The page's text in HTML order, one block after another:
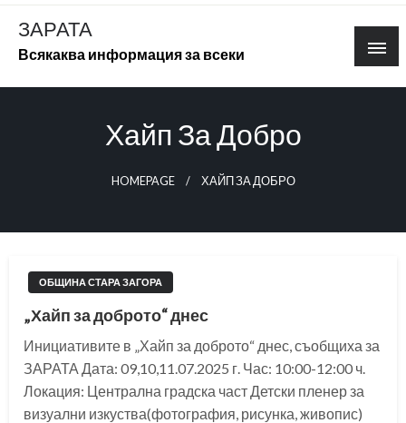
Skip
content
ЗАРАТА
Всякаква информация за всеки
Хайп За Добро
HOMEPAGE ХАЙП ЗА ДОБРО
ОБЩИНА СТАРА ЗАГОРА
„Хайп за доброто“ днес
Инициативите в „Хайп за доброто“ днес, съобщиха за
ЗАРАТА Дата: 09,10,11.07.2025 г. Час: 10:00-12:00 ч.
Локация: Централна градска част Детски пленер за
визуални изкуства(фотография, рисунка, живопис)